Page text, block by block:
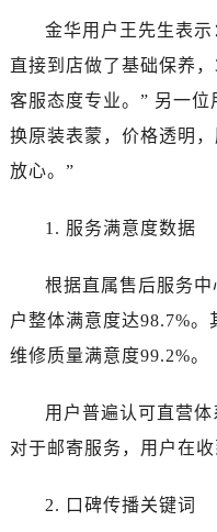
金华用户王先生表示
直接到店做了基础保养
客服态度专业。” 另一位
换原装表蒙，价格透明
放心。”
1. 服务满意度数据
根据直属售后服务中
户整体满意度达98.7%。
维修质量满意度99.2%。
用户普遍认可直营体
对于邮寄服务，用户在
2. 口碑传播关键词